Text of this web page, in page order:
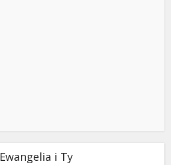
Ewangelia i Ty